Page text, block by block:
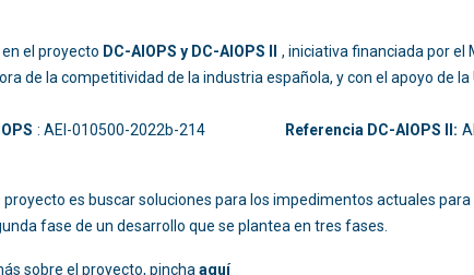
el proyecto DC-AIOPS y DC-AIOPS II
, iniciativa financiada por el
de la competitividad de la industria española, y con el apoyo de
: AEI-010500-2022b-214 Referencia DC-AIOPS II:
proyecto es buscar soluciones para los impedimentos actuales
fase de un desarrollo que se plantea en tres fases.
sobre el proyecto, pincha aquí